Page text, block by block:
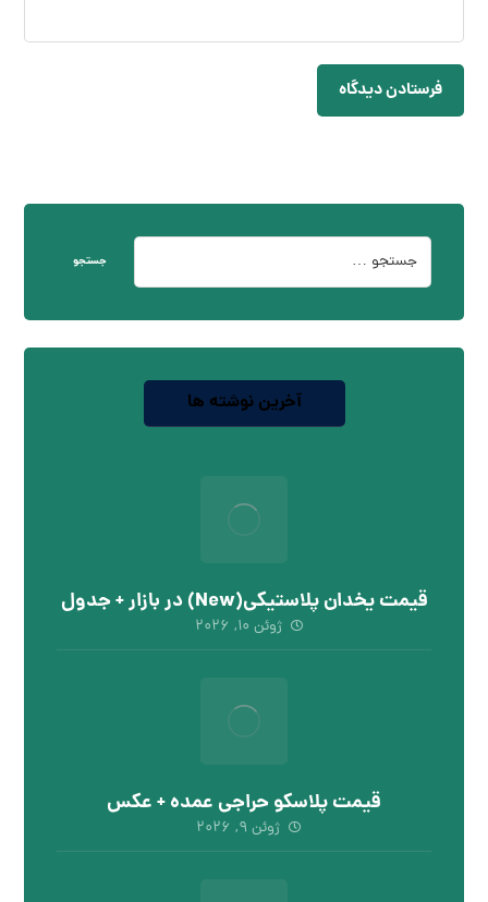
فرستادن دیدگاه
جستجو
آخرین نوشته ها
قیمت یخدان پلاستیکی(New) در بازار + جدول
ژوئن ۱۰, ۲۰۲۶
قیمت پلاسکو حراجی عمده + عکس
ژوئن ۹, ۲۰۲۶